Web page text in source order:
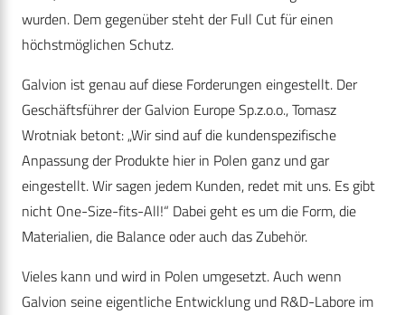
wurden. Dem gegenüber steht der Full Cut für einen
höchstmöglichen Schutz.
Galvion ist genau auf diese Forderungen eingestellt. Der
Geschäftsführer der Galvion Europe Sp.z.o.o., Tomasz
Wrotniak betont: „Wir sind auf die kundenspezifische
Anpassung der Produkte hier in Polen ganz und gar
eingestellt. Wir sagen jedem Kunden, redet mit uns. Es gibt
nicht One-Size-fits-All!“ Dabei geht es um die Form, die
Materialien, die Balance oder auch das Zubehör.
Vieles kann und wird in Polen umgesetzt. Auch wenn
Galvion seine eigentliche Entwicklung und R&D-Labore im